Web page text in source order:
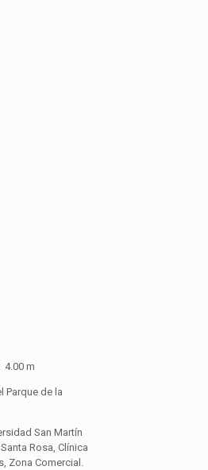
4.00 m
Parque de la
San Martín
Rosa, Clínica
Zona Comercial.